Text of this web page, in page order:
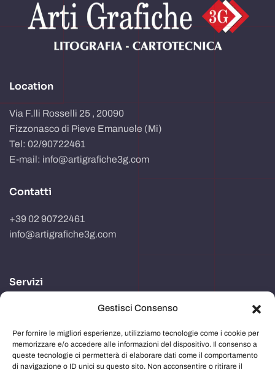
Gestisci Consenso
Per fornire le migliori esperienze, utilizziamo tecnologie come i cookie per
memorizzare e/o accedere alle informazioni del dispositivo. Il consenso a
queste tecnologie ci permetterà di elaborare dati come il comportamento
di navigazione o ID unici su questo sito. Non acconsentire o ritirare il
Location
Via F.lli Rosselli 25 , 20090
Fizzonasco di Pieve Emanuele (Mi)
Tel: 02/90722461
E-mail: info@artigrafiche3g.com
Contatti
+39 02 90722461
info@artigrafiche3g.com
Servizi
Realizzazione packaging
Progettazione e studio grafico
Comunicazione in store